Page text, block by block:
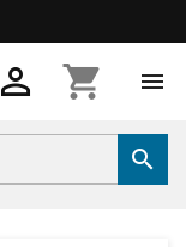
 shopping_cart 
